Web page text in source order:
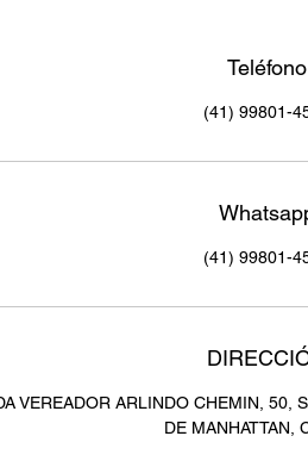
Teléfono
(41) 99801-
(41) 99801-
VEREADOR ARLINDO CHEMIN, 50,
DE MANHATTAN,